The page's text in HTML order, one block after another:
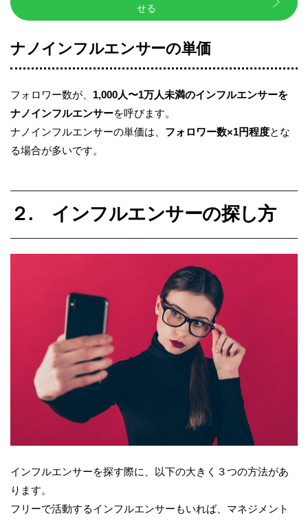
せる
ナノインフルエンサーの単価
フォロワー数が、 1,000人〜1万人未満のインフルエンサーを
ナノインフルエンサーを呼びます。
ナノインフルエンサーの単価は、 フォロワー数×1円程度とな
る場合が多いです。
２. インフルエンサーの探し方
インフルエンサーを探す際に、以下の大きく３つの方法があ
ります。
フリーで活動するインフルエンサーもいれば、マネジメント